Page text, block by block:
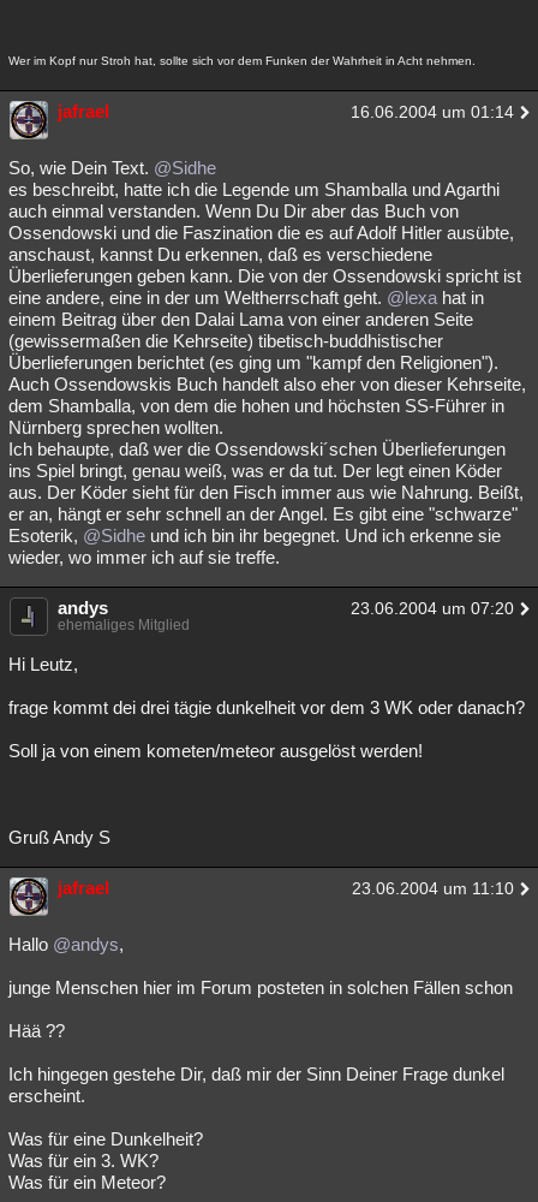
Wer im Kopf nur Stroh hat, sollte sich vor dem Funken der Wahrheit in Acht nehmen.
jafrael 16.06.2004 um 01:14
So, wie Dein Text. @Sidhe
es beschreibt, hatte ich die Legende um Shamballa und Agarthi
auch einmal verstanden. Wenn Du Dir aber das Buch von
Ossendowski und die Faszination die es auf Adolf Hitler ausübte,
anschaust, kannst Du erkennen, daß es verschiedene
Überlieferungen geben kann. Die von der Ossendowski spricht ist
eine andere, eine in der um Weltherrschaft geht. @lexa hat in
einem Beitrag über den Dalai Lama von einer anderen Seite
(gewissermaßen die Kehrseite) tibetisch-buddhistischer
Überlieferungen berichtet (es ging um "kampf den Religionen").
Auch Ossendowskis Buch handelt also eher von dieser Kehrseite,
dem Shamballa, von dem die hohen und höchsten SS-Führer in
Nürnberg sprechen wollten.
Ich behaupte, daß wer die Ossendowski´schen Überlieferungen
ins Spiel bringt, genau weiß, was er da tut. Der legt einen Köder
aus. Der Köder sieht für den Fisch immer aus wie Nahrung. Beißt,
er an, hängt er sehr schnell an der Angel. Es gibt eine "schwarze"
Esoterik, @Sidhe und ich bin ihr begegnet. Und ich erkenne sie
wieder, wo immer ich auf sie treffe.
andys 23.06.2004 um 07:20
ehemaliges Mitglied
Hi Leutz,
frage kommt dei drei tägie dunkelheit vor dem 3 WK oder danach?
Soll ja von einem kometen/meteor ausgelöst werden!
Gruß Andy S
jafrael 23.06.2004 um 11:10
Hallo @andys,
junge Menschen hier im Forum posteten in solchen Fällen schon
Hää ??
Ich hingegen gestehe Dir, daß mir der Sinn Deiner Frage dunkel
erscheint.
Was für eine Dunkelheit?
Was für ein 3. WK?
Was für ein Meteor?